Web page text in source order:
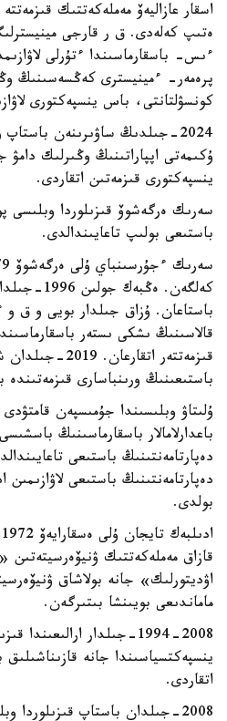
ەتىپ كەلەدى. ق ر قارجى
ءىس- باسقارماسىندا ءتۇرلى
پرەمەر- ءمينيسترى كەڭسەسىنىڭ
كونسۋلتانتى، باس ينسپەكتورى
2024-جىلدىڭ ساۋىرىنەن
ۇكىمەتى اپپاراتىنىڭ وڭىرلىك دامۋ
ينسپەكتورى قىزمەتىن اتقاردى.
سەرىك ەرگەشوۆ قىزىلوردا وبلىسى
باستىعى بولىپ تاعايىندالدى.
كەلگەن.
باستاعان. ۇزاق جىلدار بويى و ق
قالاسىنىڭ ىشكى ىستەر
قىزمەتتەر
باستىعىنىڭ ورىنباسارى قىزمەتىندە
ۇلىتاۋ وبلىسىندا جۇمىسپەن
باعدارلامالار باسقارماسىنىڭ
دەپارتامەنتىنىڭ باستىعى
دەپارتامەنتىنىڭ باستىعى لاۋازىمىن
بولدى.
قازاق مەملەكەتتىك
اۋديتورلىك» جانە بولاشاق
ماماندىعى بويىنشا بىتىرگەن.
1994-2008-جىلدار
ينسپەكتسياسىندا جانە قازىناشىلىق
اتقاردى.
2008-جىلدان باستاپ قىزىلوردا